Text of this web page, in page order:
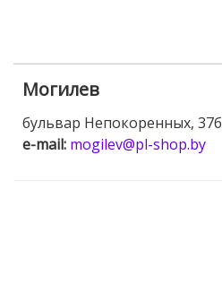
Могилев
бульвар Непокоренных, 37б
e-mail: mogilev@pl-shop.by